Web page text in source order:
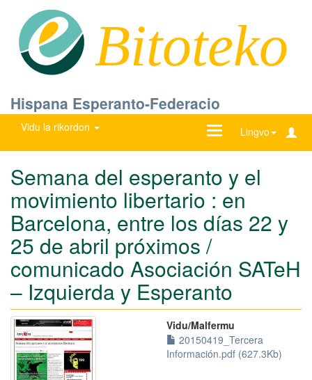
Bitoteko
Hispana Esperanto-Federacio
Vidu la rikordon Lingvo
Ŝanĝu
Semana del esperanto y el
movimiento libertario : en
Barcelona, entre los días 22 y
25 de abril próximos /
comunicado Asociación SATeH
– Izquierda y Esperanto
Vidu/Malfermu
20150419_Tercera
Información.pdf (627.3Kb)